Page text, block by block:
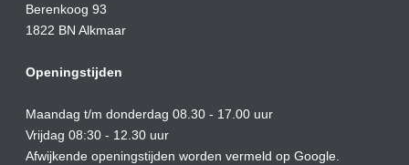
Berenkoog 93
1822 BN Alkmaar
Openingstijden
Maandag t/m donderdag 08.30 - 17.00 uur
Vrijdag 08:30 - 12.30 uur
Afwijkende openingstijden worden vermeld op Google.